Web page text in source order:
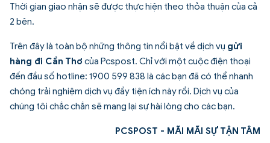
Thời gian giao nhận sẽ được thực hiện theo thỏa thuận của cả
2 bên.
Trên đây là toàn bộ những thông tin nổi bật về dịch vụ gửi
hàng đi Cần Thơ của Pcspost. Chỉ với một cuộc điện thoại
đến đầu số hotline: 1900 599 838 là các bạn đã có thể nhanh
chóng trải nghiệm dịch vụ đầy tiện ích này rồi. Dịch vụ của
chúng tôi chắc chắn sẽ mang lại sự hài lòng cho các bạn.
PCSPOST - MÃI MÃI SỰ TẬN TÂM